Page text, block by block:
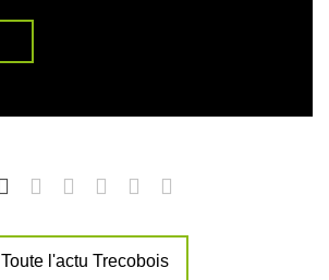
Toute l'actu Trecobois